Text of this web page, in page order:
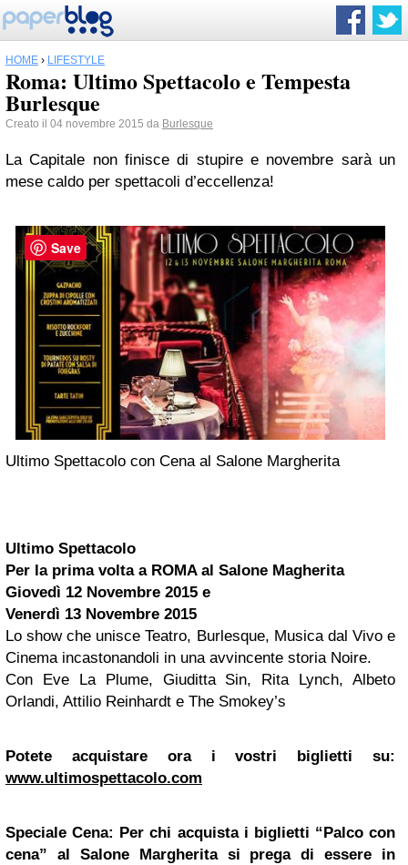
HOME › LIFESTYLE
Roma: Ultimo Spettacolo e Tempesta
Burlesque
Creato il 04 novembre 2015 da Burlesque
La Capitale non finisce di stupire e novembre sarà un
mese caldo per spettacoli d’eccellenza!
Ultimo Spettacolo con Cena al Salone Margherita
Ultimo Spettacolo
Per la prima volta a ROMA al Salone Magherita
Giovedì 12 Novembre 2015 e
Venerdì 13 Novembre 2015
Lo show che unisce Teatro, Burlesque, Musica dal Vivo e
Cinema incastonandoli in una avvincente storia Noire.
Con Eve La Plume, Giuditta Sin, Rita Lynch, Albeto
Orlandi, Attilio Reinhardt e The Smokey’s
Potete acquistare ora i vostri biglietti su:
www.ultimospettacolo.com
Speciale Cena: Per chi acquista i biglietti “Palco con
cena” al Salone Margherita si prega di essere in
Save